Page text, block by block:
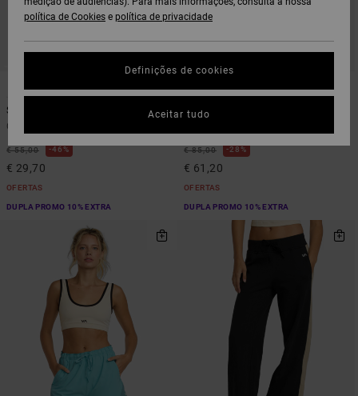
Starter
Calções elásticos Preto mulher
€ 55,00 46%
€ 29,70
OFERTAS
DUPLA PROMO 10% EXTRA
VA Essential
€ 85,00 28%
€ 61,20
OFERTAS
DUPLA PROMO 10% EXTRA
política de Cookies e política de privacidade
Definições de cookies
Aceitar tudo